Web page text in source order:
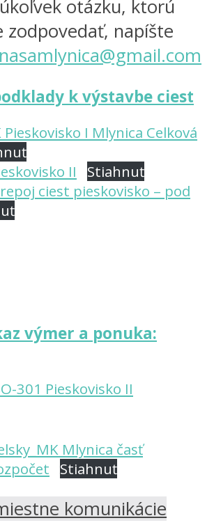
otázku, ktorú
zodpovedať, napíšte
nasamlynica@gmail.com
k výstavbe ciest
I Mlynica Celková
II
Stiahnuť
ciest pieskovisko – pod
výmer a ponuka:
301 Pieskovisko II
Mlynica časť
Stiahnuť
komunikácie